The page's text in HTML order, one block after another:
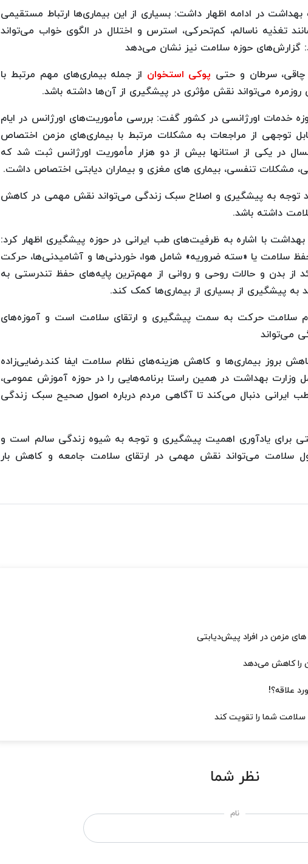
در ادامه اظهار داشت: بسیاری از این بیماری‌ها ارتباط مستقیمی
تغذیه ناسالم، کم‌تحرکی، استرس و اختلال در الگوی خواب می‌تواند
گزارش‌های حوزه سلامت نیز نشان می‌دهد
چاقی، سرطان و حتی پوکی استخوان از جمله بیماری‌های مهم مرتبط با
می‌تواند نقش مؤثری در پیشگیری از آن‌ها داشته باشد.
خدمات اورژانسی در کشور گفت: بررسی مأموریت‌های اورژانس در ایام
توجهی از مراجعات به مشکلات مرتبط با بیماری‌های مزمن اختصاص
در یکی از استانها بیش از دو هزار مأموریت اورژانس ثبت شد که
مشکلات تنفسی، بیماری های مغزی و بیماران دیابتی اختصاص داشت.
توجه به پیشگیری و اصلاح سبک زندگی می‌تواند نقش مهمی در کاهش
داشته باشد.
با اشاره به ظرفیت‌های طب ایرانی در حوزه پیشگیری اظهار کرد:
سلامت یا «سته ضروریه» شامل هوا، خوردنی‌ها و آشامیدنی‌ها، حرکت
از بدن و حالات روحی و روانی از مهم‌ترین پایه‌های حفظ تندرستی به
به پیشگیری از بسیاری از بیماری‌ها کمک کند.
سلامت حرکت به سمت پیشگیری و ارتقای سلامت است و آموزه‌های
می‌تواند
بروز بیماری‌ها و کاهش هزینه‌های نظام سلامت ایفا کند.رضایی‌زاده
وزارت بهداشت در همین راستا برنامه‌هایی را در حوزه آموزش عمومی،
دنبال می‌کند تا آگاهی مردم درباره اصول صحیح سبک زندگی
برای یادآوری اهمیت پیشگیری و توجه به شیوه زندگی سالم است و
سلامت می‌تواند نقش مهمی در ارتقای سلامت جامعه و کاهش بار
مزمن در افراد پیش‌دیابتی
را کاهش می‌دهد
علاقه؟!
نظر شما
نام